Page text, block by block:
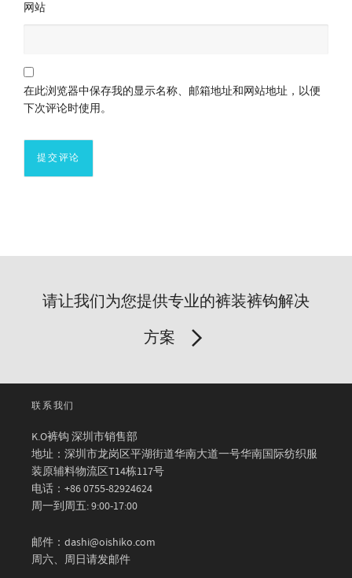
网站
在此浏览器中保存我的显示名称、邮箱地址和网站地址，以便
下次评论时使用。
请让我们为您提供专业的裤装裤钩解决
方案
联系我们
K.O裤钩 深圳市销售部
地址：深圳市龙岗区平湖街道华南大道一号华南国际纺织服
装原辅料物流区T14栋117号
电话：+86 0755-82924624
周一到周五: 9:00-17:00
邮件：dashi@oishiko.com
周六、周日请发邮件